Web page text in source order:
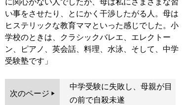
に関心がない人でしたが、母は私にさまざまな習
い事をさせたり、とにかく干渉したがる人。母は
ヒステリックな教育ママといった感じでした。小
学校のときは、クラシックバレエ、エレクトー
ン、ピアノ、英会話、料理、水泳、そして、中学
受験塾です」
次のページ
中学受験に失敗し、母親が目
の前で自殺未遂